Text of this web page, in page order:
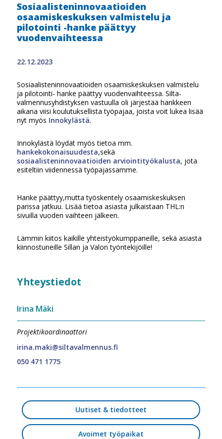
Sosiaalisteninnovaatioiden
osaamiskeskuksen valmistelu ja
pilotointi -hanke päättyy
vuodenvaihteessa
22.12.2023
Sosiaalisteninnovaatioiden osaamiskeskuksen valmistelu
ja pilotointi- hanke päättyy vuodenvaihteessa. Silta-
valmennusyhdistyksen vastuulla oli järjestää hankkeen
aikana viisi koulutuksellista työpajaa, joista voit lukea lisää
nyt myös Innokylästä.
Innokylästä löydät myös tietoa mm.
hankekokonaisuudesta,sekä
sosiaalisteninnovaatioiden arviointityökalusta, jota
esiteltiin viidennessä työpajassamme.
Hanke päättyy,mutta työskentely osaamiskeskuksen
parissa jatkuu. Lisää tietoa asiasta julkaistaan THL:n
sivuilla vuoden vaihteen jälkeen.
Lämmin kiitos kaikille yhteistyökumppaneille, sekä asiasta
kiinnostuneille Sillan ja Valon työntekijöille!
Yhteystiedot
Irina Mäki
Projektikoordinaattori
irina.maki@siltavalmennus.fi
050 471 1775
Uutiset & tiedotteet
Avoimet työpaikat